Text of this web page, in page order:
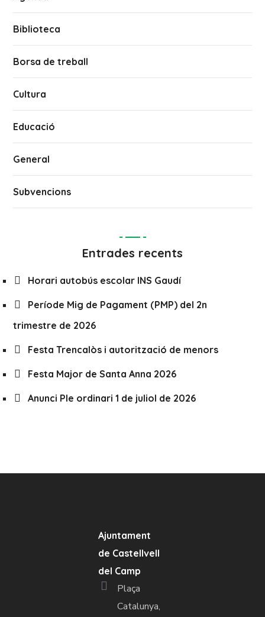
Biblioteca
Borsa de treball
Cultura
Educació
General
Subvencions
Entrades recents
Horari autobús escolar INS Gaudí
Període Mig de Pagament (PMP) del 2n
trimestre de 2026
Festa Trencalòs i autorització de menors
Festa Major de Santa Anna 2026
Anunci Ple ordinari 1 de juliol de 2026
Ajuntament
de Castellvell
del Camp
Plaça
Catalunya,